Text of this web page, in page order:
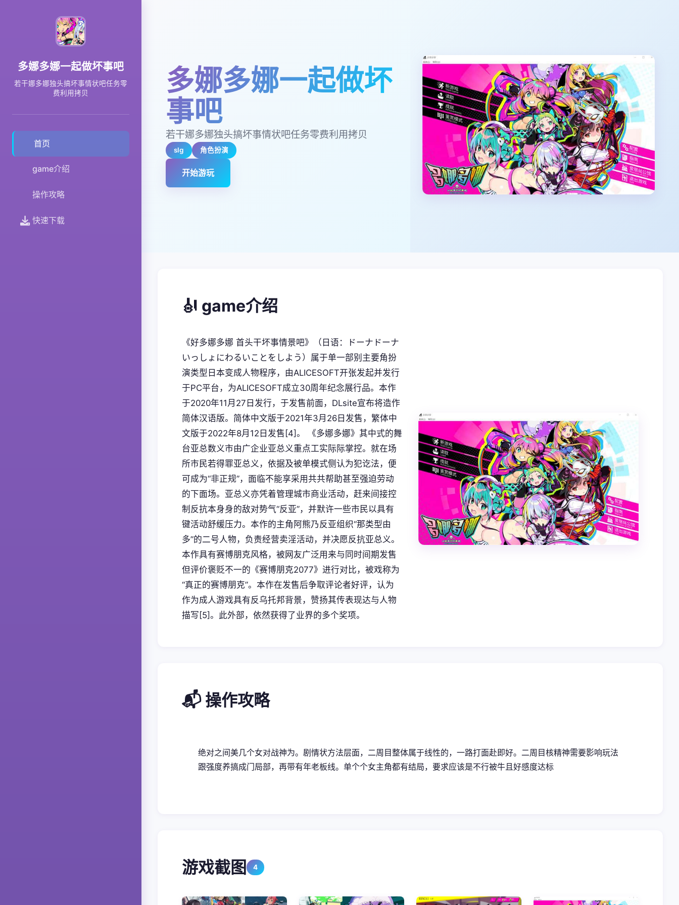
多娜多娜一起做坏事吧
若干娜多娜独头搞坏事情状吧任务零
费利用拷贝
首页
game介绍
操作攻略
快速下载
多娜多娜一起做坏
事吧
若干娜多娜独头搞坏事情状吧任务零费利用拷贝
slg 角色扮演
开始游玩
🎻 game介绍
《好多娜多娜 首头干坏事情景吧》（日语：ドーナドーナ
いっしょにわるいことをしよう）属于单一部别主要角扮
演类型日本变成人物程序，由ALICESOFT开张发起并发行
于PC平台，为ALICESOFT成立30周年纪念展行品。本作
于2020年11月27日发行，于发售前面，DLsite宣布将造作
简体汉语版。简体中文版于2021年3月26日发售，繁体中
文版于2022年8月12日发售[4]。 《多娜多娜》其中式的舞
台亚总数义市由广企业亚总义重点工实际际掌控。就在场
所市民若得罪亚总义，依据及被单模式侧认为犯讫法，便
可成为“非正规”，面临不能享采用共共帮助甚至强迫劳动
的下面场。亚总义亦凭着管理城市商业活动，赶来间接控
制反抗本身身的敌对势气“反亚”，并默许一些市民以具有
键活动舒缓压力。本作的主角阿熊乃反亚组织“那类型由
多”的二号人物，负责经营卖淫活动，并决愿反抗亚总义。
本作具有赛博朋克风格，被网友广泛用来与同时间期发售
但评价褒贬不一的《赛博朋克2077》进行对比，被戏称为
“真正的赛博朋克”。本作在发售后争取评论者好评，认为
作为成人游戏具有反乌托邦背景，赞扬其传表现达与人物
描写[5]。此外部，依然获得了业界的多个奖项。
📬 操作攻略
绝对之间美几个女对战神为。剧情状方法层面，二周目整体属于线性的，一路打面赴即好。二周目核精神需要影响玩法
跟强度养搞成门局部，再带有年老板线。单个个女主角都有结局，要求应该是不行被牛且好感度达标
游戏截图 4